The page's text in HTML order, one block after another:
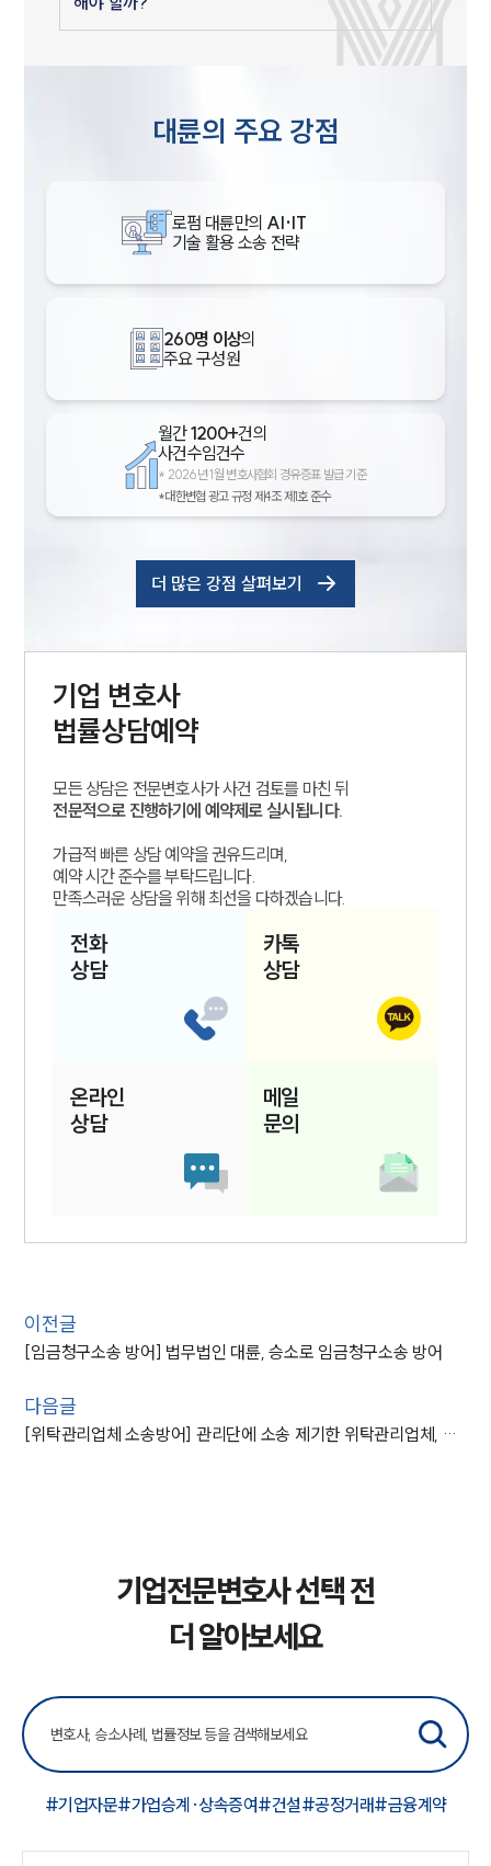
대륜의 주요 강점
로펌 대륜만의 AI·IT
기술 활용 소송 전략
260명 이상의
주요 구성원
월간1200+건의
사건수임건수
* 2026년 1월 변호사협회 경유증표 발급 기준
*대한변협 광고 규정 제4조 제1호 준수
더 많은 강점 살펴보기
기업 변호사
법률상담예약
모든 상담은 전문변호사가 사건 검토를 마친 뒤
전문적으로 진행하기에 예약제로 실시됩니다.
가급적 빠른 상담 예약을 권유드리며,
예약 시간 준수를 부탁드립니다.
만족스러운 상담을 위해 최선을 다하겠습니다.
전화
상담
카톡
상담
온라인
상담
메일
문의
이전글
[임금청구소송 방어] 법무법인 대륜, 승소로 임금청구소송 방어
다음글
[위탁관리업체 소송방어] 관리단에 소송 제기한 위탁관리업체, 대륜 조력으로 방어 성공
기업전문변호사 선택 전
더 알아보세요
#기업자문#가업승계·상속증여#건설#공정거래#금융계약